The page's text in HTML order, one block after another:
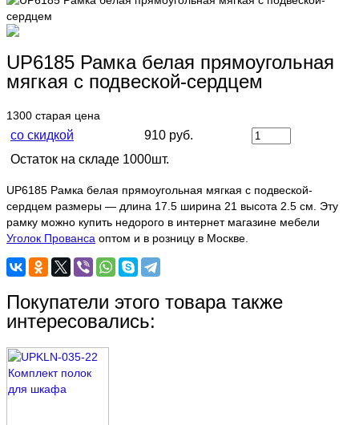
UP6185 Рамка белая прямоугольная
мягкая с подвеской-сердцем
1300 старая цена
со скидкой
910 руб.
Остаток на складе 1000шт.
UP6185 Рамка белая прямоугольная мягкая с подвеской-
сердцем размеры — длина 17.5 ширина 21 высота 2.5 см. Эту
рамку можно купить недорого в интернет магазине мебели
Уголок Прованса оптом и в розницу в Москве.
Покупатели этого товара также
интересовались: